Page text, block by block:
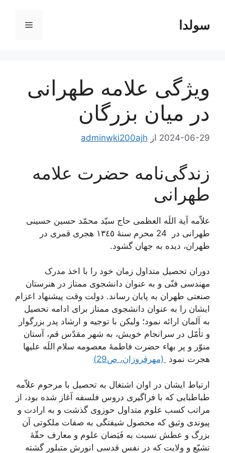
محتواسولدا فهرست
ویژگی علامه طهرانی
در میان بزرگان
2024-06-29 از adminwki200ajh
زندگی‌نامه حضرت علامه
طهرانی
علاّمه آیة اللَه العظمی حاج سیّد محمّد حسین حسینی
طهرانی در 24 محرم سنۀ ١٣٤٥ هجری قمری در
طهران، دیده به جهان گشود.
دوران تحصیل متداول زمان خود را با اخذ مدرک
مهندسی فنّی و به عنوان دانشجوی ممتاز در هنرستان
صنعتی طهران به پایان رساند. دولت وقت پیشنهاد اعزام
ایشان را به عنوان دانشجوی ممتاز برای ادامه تحصیل
به آلمان ارائه نمود؛ ولیکن با توجیه و ارشاد پدر بزرگوار
و تأمّل در سرانجام خویش، به شهر مقدّس قم، آستان
منوّر و پر بهاء حضرت فاطمۀ معصومه سلام اللَه علیها
هجرت نمود (مهرفروزان، ص29)
ارتباط ایشان در اوان اشتغال به تحصیل با مرحوم علاّمه
طباطبایی که با فراگیری دروس فلسفه آغاز شده بود، از
مراتب کسب علوم متداول حوزوی گذشت و به ارادت و
پیوندی وثیق که محصول شیفتگی به صفات ملکوتی آن
بزرگ و عطش نسبت به فَیَضان علوم و معارف حقّۀ
تشیّع و ولایت که در نفس قدسی انورش متبلور گشته